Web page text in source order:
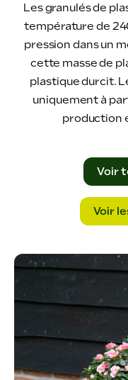
Les granulés de
température de
pression dans un
cette masse de
plastique durcit.
uniquement à
production
Voir
Voir